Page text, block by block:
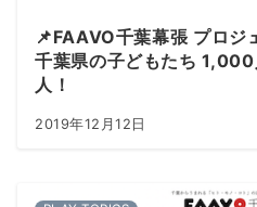
📌FAAVO千葉幕張 プロジ
千葉県の子どもたち
人！
2019年12月12日